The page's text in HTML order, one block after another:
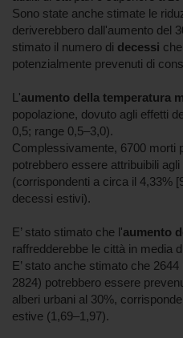
Sono state anche stimate le
deriverebbero dall'aumento del
stimato il numero di decessi
potenzialmente prevenuti di
L'aumento della temperatura
popolazione, dovuto agli effetti
0,5; range 0,5–3,0).
Complessivamente, 6700 morti
potrebbero essere attribuibili
(corrispondenti a circa il 4,33%
decessi estivi).
E’ stato stimato che l'aumento
raffredderebbe le città in media
E’ stato anche stimato che
2824) potrebbero essere
alberi urbani al 30%,
estive (1,69–1,97).